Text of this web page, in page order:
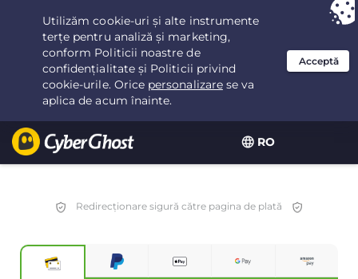
RO
Ai ales:Cea mai bună ofertăpentru 3.3333333333333ani la $
/lună
Redirecționare sigură către pagina de plată